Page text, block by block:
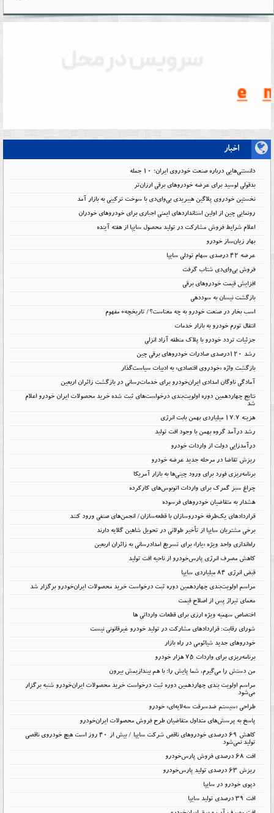
اخبار
دانستنی‌هایی درباره صنعت خودروی ایران؛ ۱۰ جمله
بدقولی لوسید برای عرضه خودروهای برقی ارزان‌تر
نخستین خودروی پلاگین هیبریدی بی‌وای‌دی با سوخت ترکیبی به بازار آمد
رونمایی چین از اولین استانداردهای ایمنی اجباری برای خودروهای خودران
اعلام شرایط فروش مشارکت در تولید محصول سایپا از هفته آینده
بهار زیان‌ساز خودرو
عرضه ۴۲ درصدی سهام تودلی سایپا
فروش بی‌وای‌دی شتاب گرفت
افزایش قیمت خودروهای برقی
بازگشت نیسان به سوددهی
اسب بخار در صنعت خودرو به چه معناست؟/ تاریخچه+ مفهوم
انتقال تورم خودرو به بازار خدمات
جزئیات تردد خودرو با پلاک منطقه آزاد انزلی
رشد ۱۲۰درصدی صادرات خودروهای برقی چین
بازگشت واژه «خودروی اقتصادی» به ادبیات سیاست‌گذار
آمادگی ناوگان امدادی ایران‌خودرو برای خدمات‌رسانی در بازگشت زائران اربعین
نتایج چهاردهمین دوره اولویت‌بندی درخواست‌های ثبت شده خرید محصولات ایران خودرو اعلام
شد
هزینه ۱۷.۷ میلیاردی بهمن بابت انرژی
رشد درآمد گروه بهمن با وجود افت تولید
درآمدزایی دولت از واردات خودرو
ریزش تقاضا در مرحله جدید عرضه خودرو
برنامه‌ریزی فورد برای ورود چینی‌ها به بازار آمریکا
چراغ سبز گمرک برای واردات اتوبوس‌های کارکرده
هشدار به متقاضیان خودروهای فرسوده
قراردادهای یک‌طرفه خودروسازان با قطعه‌سازان/ انجمن‌های صنفی ورود کنند
برخی مشتریان سایپا از تأخیر طولانی در تحویل شاهین گلایه دارند
راه‌اندازی واحد ویژه «یارا» برای تسریع امدادرسانی به زائران اربعین
کاهش مصرف انرژی پارس‌خودرو از ناحیه افت تولید
قبض انرژی ۸۴ میلیاردی سایپا
مراسم اولویت‌بندی چهاردهمین دوره ثبت درخواست خرید محصولات ایران‌خودرو برگزار شد
معمای تیراژ پس از اصلاح قیمت
اختصاص سهمیه ویژه ارزی برای قطعات وارداتی ها
شورای رقابت: قراردادهای مشارکت در تولید خودرو غیرقانونی نیست
خودروهای جدید شیائومی در راه بازار
برنامه‌ریزی برای واردات ۷۵ هزار خودرو
من دستش را می‌گیرم، شما پایش را؛ با هم بیندازیمش بیرون
مراسم اولویت بندی چهاردهمین دوره ثبت درخواست خرید محصولات ایران‌خودرو شنبه برگزار
می‌شود
طراحی «سیستم ضدسرقت سه‌لایه‌ای» خودرو
پاسخ به پرسش‌های متداول متقاضیان طرح فروش محصولات ایران‌خودرو
کاهش ۶۹ درصدی خودروهای ناقص شرکت سایپا / بیش از ۴۰ روز است هیچ خودروی ناقصی
تولید نمی‌شود
افت 68 درصدی فروش پارس‌خودرو
ریزش 63 درصدی تولید پارس‌خودرو
دپوی خودرو در سایپا
افت ۳۹ درصدی تولید سایپا